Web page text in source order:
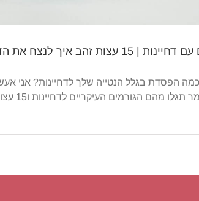
זהב איך לנצח את הדחיינות עכשיו
הפסדת בגלל הנטייה שלך לדחיינות? אני
הגורמים העיקריים לדחיינות ו15 עצות זהב איך לנצח את הדחיינות